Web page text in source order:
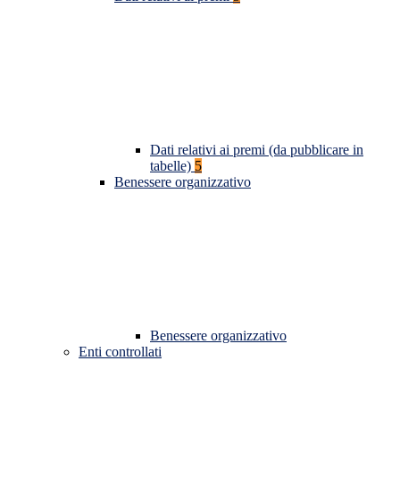
Dati relativi ai premi (da pubblicare in
tabelle) 5
Benessere organizzativo
Benessere organizzativo
Enti controllati